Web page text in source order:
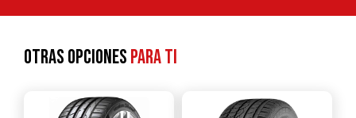
Otras opcionespara ti